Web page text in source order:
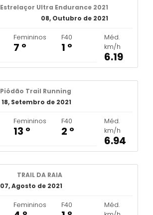
Estrelaçor Ultra Endurance 2021
08, Outubro de 2021
Femininos
7 º
F40
1 º
Méd.
km/h
6.19
Piódão Trail Running
18, Setembro de 2021
Femininos
13 º
F40
2 º
Méd.
km/h
6.94
TRAIL DA RAIA
07, Agosto de 2021
Femininos F40
Méd.